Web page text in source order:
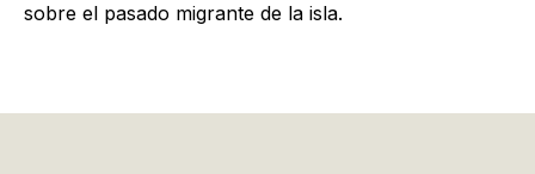
sobre el pasado migrante de la isla.